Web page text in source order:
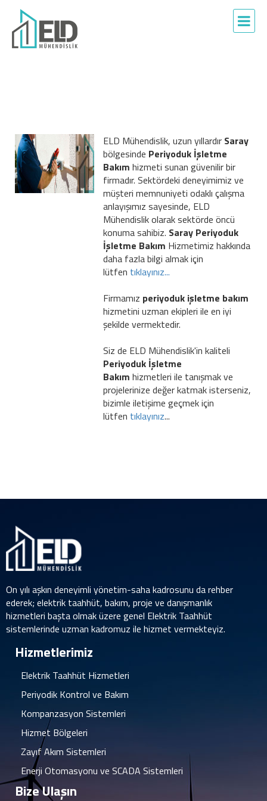
ELD Mühendislik, uzun yıllardır Saray
bölgesinde Periyoduk İşletme
Bakım hizmeti sunan güvenilir bir
firmadır. Sektördeki deneyimimiz ve
müşteri memnuniyeti odaklı çalışma
anlayışımız sayesinde, ELD
Mühendislik olarak sektörde öncü
konuma sahibiz. Saray Periyoduk
İşletme Bakım Hizmetimiz hakkında
daha fazla bilgi almak için
lütfen tıklayınız...
Firmamız periyoduk işletme bakım
hizmetini uzman ekipleri ile en iyi
şekilde vermektedir.
Siz de ELD Mühendislik'in kaliteli
Periyoduk İşletme
Bakım hizmetleri ile tanışmak ve
projelerinize değer katmak isterseniz,
bizimle iletişime geçmek için
lütfen tıklayınız...
On yılı aşkın deneyimli yönetim-saha kadrosunu da rehber
ederek; elektrik taahhüt, bakım, proje ve danışmanlık
hizmetleri başta olmak üzere genel Elektrik Taahhüt
sistemlerinde uzman kadromuz ile hizmet vermekteyiz.
Hizmetlerimiz
Elektrik Taahhüt Hizmetleri
Periyodik Kontrol ve Bakım
Kompanzasyon Sistemleri
Hizmet Bölgeleri
Zayıf Akım Sistemleri
Enerji Otomasyonu ve SCADA Sistemleri
Bize Ulaşın